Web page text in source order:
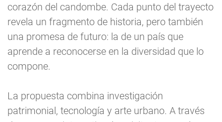
corazón del candombe. Cada punto del trayecto
revela un fragmento de historia, pero también
una promesa de futuro: la de un país que
aprende a reconocerse en la diversidad que lo
compone.
La propuesta combina investigación
patrimonial, tecnología y arte urbano. A través